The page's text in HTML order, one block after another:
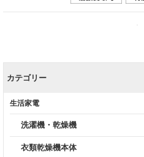
カテゴリー
生活家電
洗濯機・乾燥機
衣類乾燥機本体